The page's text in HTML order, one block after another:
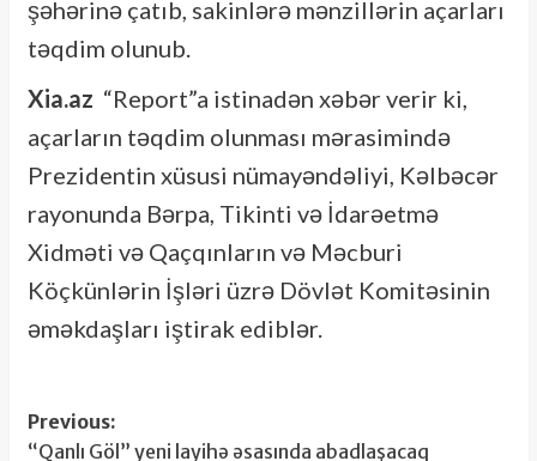
şəhərinə çatıb, sakinlərə mənzillərin açarları
təqdim olunub.
Xia.az “Report”a istinadən xəbər verir ki,
açarların təqdim olunması mərasimində
Prezidentin xüsusi nümayəndəliyi, Kəlbəcər
rayonunda Bərpa, Tikinti və İdarəetmə
Xidməti və Qaçqınların və Məcburi
Köçkünlərin İşləri üzrə Dövlət Komitəsinin
əməkdaşları iştirak ediblər.
Post
Previous:
“Qanlı Göl” yeni layihə əsasında abadlaşacaq